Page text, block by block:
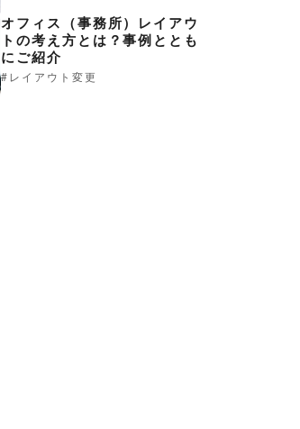
オフィス（事務所）レイアウ
トの考え方とは？事例ととも
にご紹介
レイアウト変更